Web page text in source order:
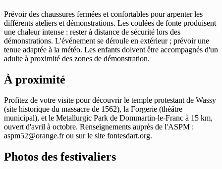
Prévoir des chaussures fermées et confortables pour arpenter les
différents ateliers et démonstrations. Les coulées de fonte produisent
une chaleur intense : rester à distance de sécurité lors des
démonstrations. L'événement se déroule en extérieur ; prévoir une
tenue adaptée à la météo. Les enfants doivent être accompagnés d'un
adulte à proximité des zones de démonstration.
À proximité
Profitez de votre visite pour découvrir le temple protestant de Wassy
(site historique du massacre de 1562), la Forgerie (théâtre
municipal), et le Metallurgic Park de Dommartin-le-Franc à 15 km,
ouvert d'avril à octobre. Renseignements auprès de l'ASPM :
aspm52@orange.frou sur le site fontesdart.org.
Photos des festivaliers